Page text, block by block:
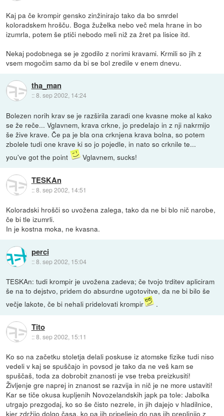
Kaj pa če krompir gensko zinžinirajo tako da bo smrdel
koloradskem hrošču. Boga žuželka nebo več mela hrane in bo
izumrla, potem še ptiči nebodo meli niž za žret pa lisice itd.
Nekaj podobnega se je zgodilo z norimi kravami. Krmili so jih z
vsem mogočim samo da bi se bol zredile v enem dnevu.
tha_man
::8. sep 2002, 14:24
Bolezen norih krav se je razširila zaradi one kvasne moke al kako
se že reče... Vglavnem, krava crkne, jo predelajo in z nji nakrmijo
še žive krave. Če pa je bla ona crknjena krava bolna, so potem
zbolele tudi one krave ki so jo pojedle, in nato so crknile te...
you've got the point
Vglavnem, sucks!
TESKAn
::8. sep 2002, 14:51
Koloradski hrošči so uvožena zalega, tako da ne bi blo nič narobe,
če bi tle izumrli.
In je kostna moka, ne kvasna.
perci
::8. sep 2002, 15:04
TESKAn: tudi krompir je uvožena zadeva; če tvojo trditev apliciram
še na to dejstvo, pridem do absurdne ugotovitve, da ne bi bilo še
večje lakote, če bi nehali pridelovati krompir
.
Tito
::8. sep 2002, 15:11
Ko so na začetku stoletja delali poskuse iz atomske fizike tudi niso
vedeli v kaj se spuščajo in povsod je tako da ne veš kam se
spuščaš, toda za dobrobit znanosti je vse treba preizkusiti!
Življenje gre naprej in znanost se razvija in nič je ne more ustaviti!
Kar se tiče okusa kupljenih Novozelandskih japk pa tole: Jabolka
utrgajo prezgodaj, ko so še čisto nezrele, in jih dajejo v hladilnice,
kjer zdržijo dolgo časa, ko pa jih pripeljejo do nas jih preplinijo z